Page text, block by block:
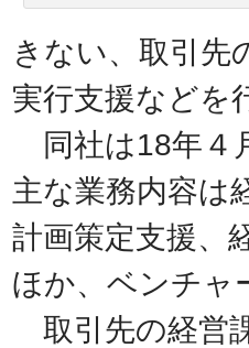
きない、取引先
実行支援などを
同社は18年４
主な業務内容は
計画策定支援、
ほか、ベンチャ
取引先の経営